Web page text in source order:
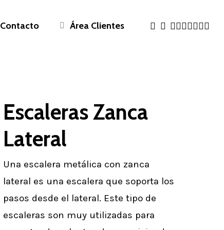
Contacto Área Clientes twitter
facebook
pinterest
linkedin
youtube
RSSphone
Escaleras Zanca
Lateral
Una escalera metálica con zanca
lateral es una escalera que soporta los
pasos desde el lateral. Este tipo de
escaleras son muy utilizadas para